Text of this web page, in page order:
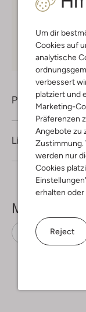
Um dir
Cookies auf
analytische
verbessert
platziert und
Marketing-
Präferenzen
Angebote zu
Zustimmung.
werden nur
Cookies
erhalten oder
Reject
Kostenloser
Kauf auf
Lieferung &
Mehr sehen
Winterstiefel